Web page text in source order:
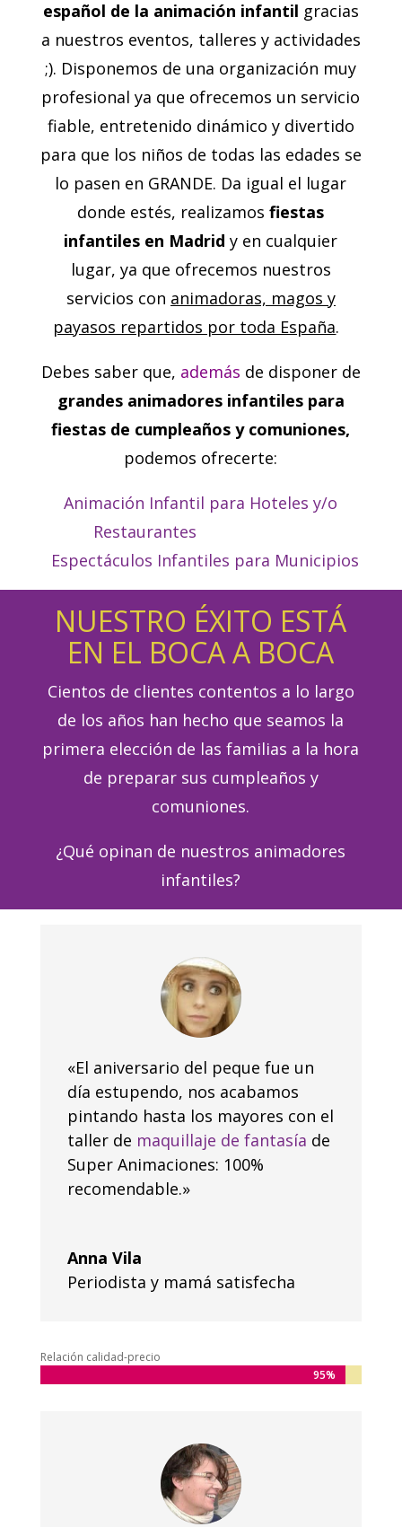
español de la animación infantil gracias
a nuestros eventos, talleres y actividades
;). Disponemos de una organización muy
profesional ya que ofrecemos un servicio
fiable, entretenido dinámico y divertido
para que los niños de todas las edades se
lo pasen en GRANDE. Da igual el lugar
donde estés, realizamosfiestas
infantiles en Madrid y en cualquier
lugar, ya que ofrecemos nuestros
servicios con animadoras, magos y
payasos repartidos por toda España.
Debes saber que, además de disponer de
grandes animadores infantiles para
fiestas de cumpleaños y comuniones,
podemos ofrecerte:
Animación Infantil para Hoteles y/o
Restaurantes
Espectáculos Infantiles para Municipios
NUESTRO ÉXITO ESTÁ
EN EL BOCA A BOCA
Cientos de clientes contentos a lo largo
de los años han hecho que seamos la
primera elección de las familias a la hora
de preparar sus cumpleaños y
comuniones.
¿Qué opinan de nuestros animadores
infantiles?
«El aniversario del peque fue un
día estupendo, nos acabamos
pintando hasta los mayores con el
taller de maquillaje de fantasía de
Super Animaciones: 100%
recomendable.»
Anna Vila
Periodista y mamá satisfecha
Relación calidad-precio
95%
95%